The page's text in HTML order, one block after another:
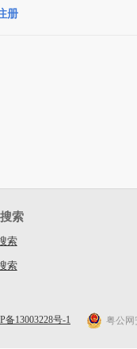
册
索
索
索
备13003228号-1 粤公网